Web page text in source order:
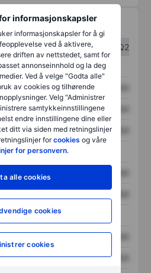
informasjonskapsler
informasjonskapsler for å gi
ved å aktivere,
driften av nettstedet, samt for
annonseinnhold og la deg
Ved å velge "Godta alle"
av cookies og tilhørende
Velg "Administrer
samtykkeinnstillingene
endre innstillingene dine eller
ditt via siden med retningslinjer
forcookies og våre
for personvern.
alle cookies
cookies
cookies
Q1
Q2
XXXXXXX XXXXXXX
XXXXXXX XXXXXXX
XXXXXXX XXXXXXX
XXXXXXX
XXXXXXX
XXXXXXX XXXXXXX